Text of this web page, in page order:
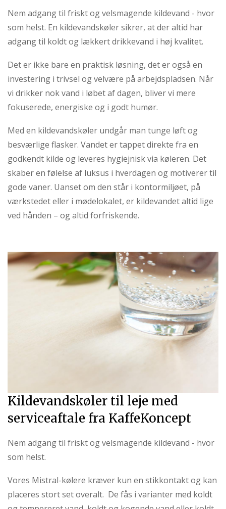
Nem adgang til friskt og velsmagende kildevand - hvor
som helst. En kildevandskøler sikrer, at der altid har
adgang til koldt og lækkert drikkevand i høj kvalitet.
Det er ikke bare en praktisk løsning, det er også en
investering i trivsel og velvære på arbejdspladsen. Når
vi drikker nok vand i løbet af dagen, bliver vi mere
fokuserede, energiske og i godt humør.
Med en kildevandskøler undgår man tunge løft og
besværlige flasker. Vandet er tappet direkte fra en
godkendt kilde og leveres hygiejnisk via køleren. Det
skaber en følelse af luksus i hverdagen og motiverer til
gode vaner. Uanset om den står i kontormiljøet, på
værkstedet eller i mødelokalet, er kildevandet altid lige
ved hånden – og altid forfriskende.
Kildevandskøler til leje med
serviceaftale fra KaffeKoncept
Nem adgang til friskt og velsmagende kildevand - hvor
som helst.
Vores Mistral-kølere kræver kun en stikkontakt og kan
placeres stort set overalt. De fås i varianter med koldt